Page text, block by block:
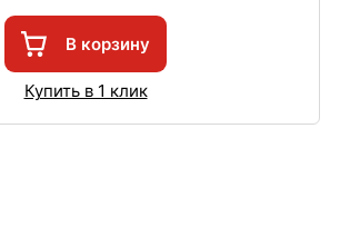
В корзину
Купить в 1 клик